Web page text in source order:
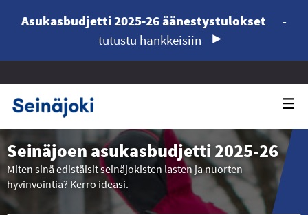
Asukasbudjetti 2025-26 äänestystulokset
-
tutustu hankkeisiin
Seinäjoen asukasbudjetti 2025-26
Miten sinä edistäisit seinäjokisten lasten ja nuorten
hyvinvointia? Kerro ideasi.